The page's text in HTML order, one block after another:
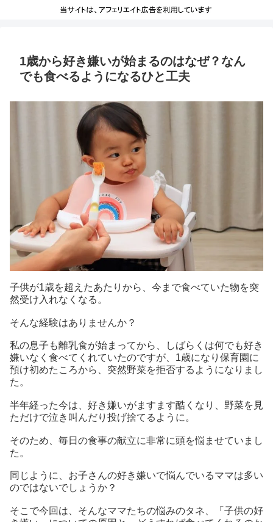
1歳から好き嫌いが始まるのはなぜ？なん
でも食べるようになるひと工夫
子供が1歳を超えたあたりから、今まで食べていた物を突
然受け入れなくなる。
そんな経験はありませんか？
私の息子も離乳食が始まってから、しばらくは何でも好き
嫌いなく食べてくれていたのですが、1歳になり保育園に
預け初めたころから、突然野菜を拒否するようになりまし
た。
半年経った今は、好き嫌いがますます酷くなり、野菜を見
ただけで泣き叫んだり投げ捨てるように。
そのため、毎日の食事の献立に非常に頭を悩ませていまし
た。
同じように、お子さんの好き嫌いで悩んでいるママは多い
のではないでしょうか？
そこで今回は、そんなママたちの悩みのタネ、「子供の好